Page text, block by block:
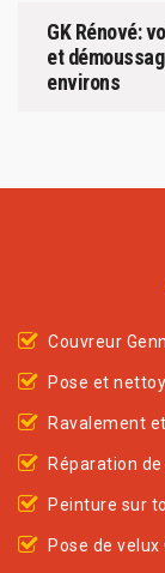
GK Rénové:
et
environs
Couvreur
Pose et
Ravalement
Réparation
Peinture sur
Pose de velux